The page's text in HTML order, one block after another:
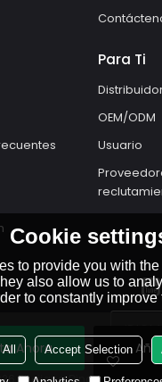
Ahora
Para Ti
OEM/ODM
Usuario
Cookie
to provide you with
also allow us to
to constantly
Accept Selection